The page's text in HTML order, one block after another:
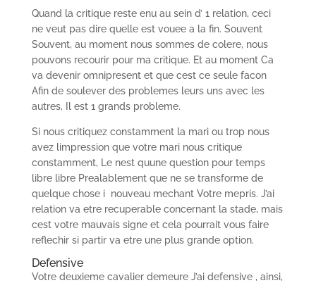
Quand la critique reste enu au sein d’ 1 relation, ceci
ne veut pas dire quelle est vouee a la fin. Souvent
Souvent, au moment nous sommes de colere, nous
pouvons recourir pour ma critique. Et au moment Ca
va devenir omnipresent et que cest ce seule facon
Afin de soulever des problemes leurs uns avec les
autres, Il est 1 grands probleme.
Si nous critiquez constamment la mari ou trop nous
avez limpression que votre mari nous critique
constamment, Le nest quune question pour temps
libre libre Prealablement que ne se transforme de
quelque chose i nouveau mechant Votre mepris. J’ai
relation va etre recuperable concernant la stade, mais
cest votre mauvais signe et cela pourrait vous faire
reflechir si partir va etre une plus grande option.
Defensive
Votre deuxieme cavalier demeure J’ai defensive , ainsi,